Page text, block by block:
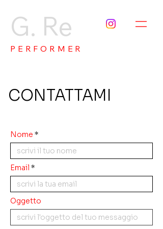
G. Re
PERFORMER
CONTATTAMI
Nome
Email
Oggetto